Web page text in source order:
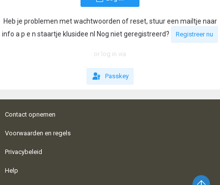
Heb je problemen met wachtwoorden of reset, stuur een mailtje naar
info a p e n staartje klusidee nl Nog niet geregistreerd?
Registreer nu
or log in via
Passkey
Contact opnemen
Voorwaarden en regels
Privacybeleid
Help